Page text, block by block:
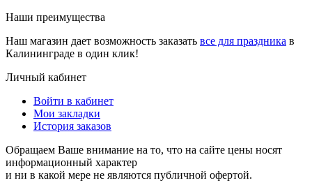
Наши преимущества
Наш магазин дает возможность заказать все для праздника в
Калининграде в один клик!
Личный кабинет
Войти в кабинет
Мои закладки
История заказов
Обращаем Ваше внимание на то, что на сайте цены носят
информационный характер
и ни в какой мере не являются публичной офертой.